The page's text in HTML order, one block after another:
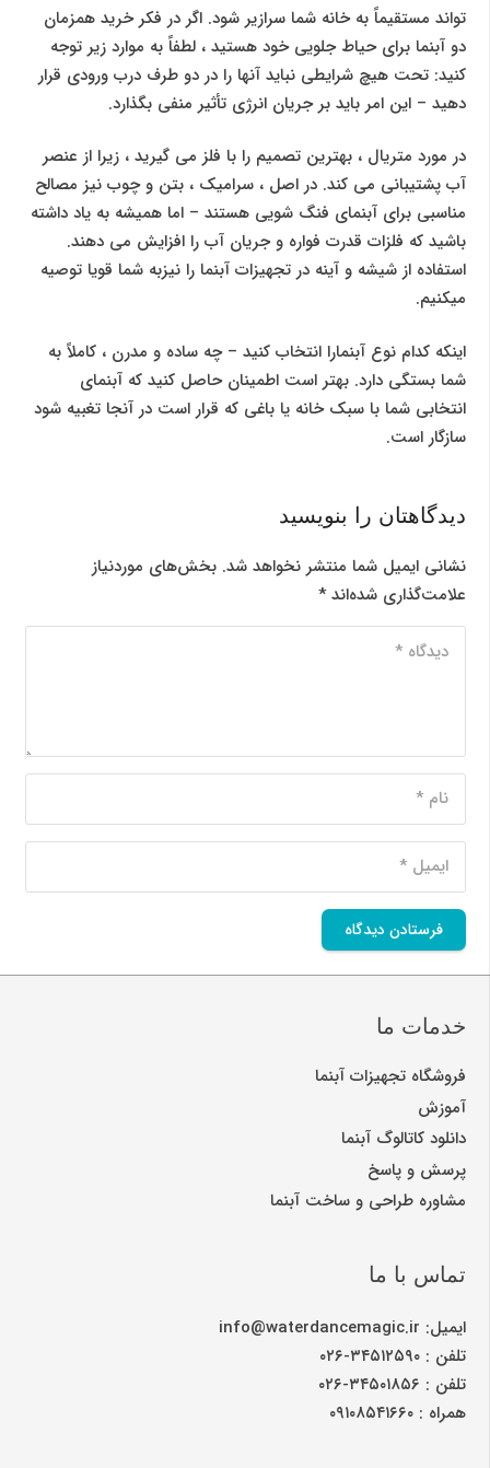
تواند مستقیماً به خانه شما سرازیر شود. اگر در فکر خرید همزمان
دو آبنما برای حیاط جلویی خود هستید ، لطفاً به موارد زیر توجه
کنید: تحت هیچ شرایطی نباید آنها را در دو طرف درب ورودی قرار
دهید – این امر باید بر جریان انرژی تأثیر منفی بگذارد.
در مورد متریال ، بهترین تصمیم را با فلز می گیرید ، زیرا از عنصر
آب پشتیبانی می کند. در اصل ، سرامیک ، بتن و چوب نیز مصالح
مناسبی برای آبنمای فنگ شویی هستند – اما همیشه به یاد داشته
باشید که فلزات قدرت فواره و جریان آب را افزایش می دهند.
استفاده از شیشه و آینه در تجهیزات آبنما را نیزبه شما قویا توصیه
میکنیم.
اینکه کدام نوع آبنمارا انتخاب کنید – چه ساده و مدرن ، کاملاً به
شما بستگی دارد. بهتر است اطمینان حاصل کنید که آبنمای
انتخابی شما با سبک خانه یا باغی که قرار است در آنجا تغبیه شود
سازگار است.
دیدگاهتان را بنویسید
نشانی ایمیل شما منتشر نخواهد شد. بخش‌های موردنیاز
علامت‌گذاری شده‌اند*
فرستادن دیدگاه
خدمات ما
فروشگاه تجهیزات آبنما
آموزش
دانلود کاتالوگ آبنما
پرسش و پاسخ
مشاوره طراحی و ساخت آبنما
تماس با ما
ایمیل: info@waterdancemagic.ir
تلفن : ۳۴۵۱۲۵۹۰-۰۲۶
تلفن : ۳۴۵۰۱۸۵۶-۰۲۶
همراه : ۰۹۱۰۸۵۴۱۶۶۰